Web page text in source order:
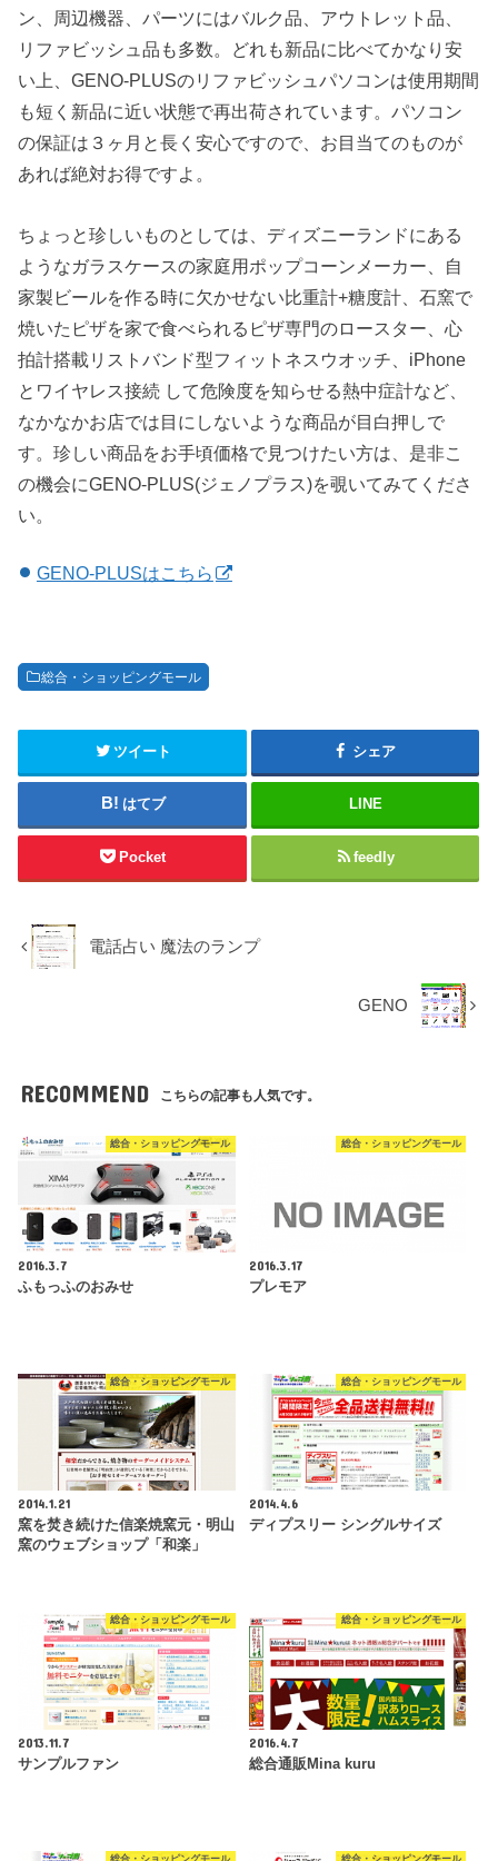
ン、周辺機器、パーツにはバルク品、アウトレット品、
リファビッシュ品も多数。どれも新品に比べてかなり安
い上、GENO-PLUSのリファビッシュパソコンは使用期間
も短く新品に近い状態で再出荷されています。パソコン
の保証は３ヶ月と長く安心ですので、お目当てのものが
あれば絶対お得ですよ。
ちょっと珍しいものとしては、ディズニーランドにある
ようなガラスケースの家庭用ポップコーンメーカー、自
家製ビールを作る時に欠かせない比重計+糖度計、石窯で
焼いたピザを家で食べられるピザ専門のロースター、心
拍計搭載リストバンド型フィットネスウオッチ、iPhone
とワイヤレス接続 して危険度を知らせる熱中症計など、
なかなかお店では目にしないような商品が目白押しで
す。珍しい商品をお手頃価格で見つけたい方は、是非こ
の機会にGENO-PLUS(ジェノプラス)を覗いてみてくださ
い。
GENO-PLUSはこちら
総合・ショッピングモール
ツイート シェア
はてブ LINE
Pocket feedly
電話占い 魔法のランプ
GENO
RECOMMEND こちらの記事も人気です。
総合・ショッピングモール
2016.3.7
ふもっふのおみせ
総合・ショッピングモール
2016.3.17
プレモア
総合・ショッピングモール
2014.1.21
窯を焚き続けた信楽焼窯元・明山
窯のウェブショップ「和楽」
総合・ショッピングモール
2014.4.6
ディプスリー シングルサイズ
総合・ショッピングモール
2013.11.7
サンプルファン
総合・ショッピングモール
2016.4.7
総合通販Mina kuru
総合・ショッピングモール 総合・ショッピングモール